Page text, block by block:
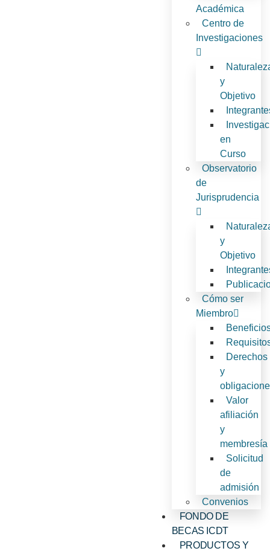
Académica
Centro de
Investigaciones
y
Objetivo
en
Curso
Observatorio
de
Jurisprudencia
y
Objetivo
Cómo ser
Miembro
Derechos
y
Valor
afiliación
y
membresía​
Solicitud
de
admisión
Convenios
FONDO DE
BECAS ICDT
PRODUCTOS Y